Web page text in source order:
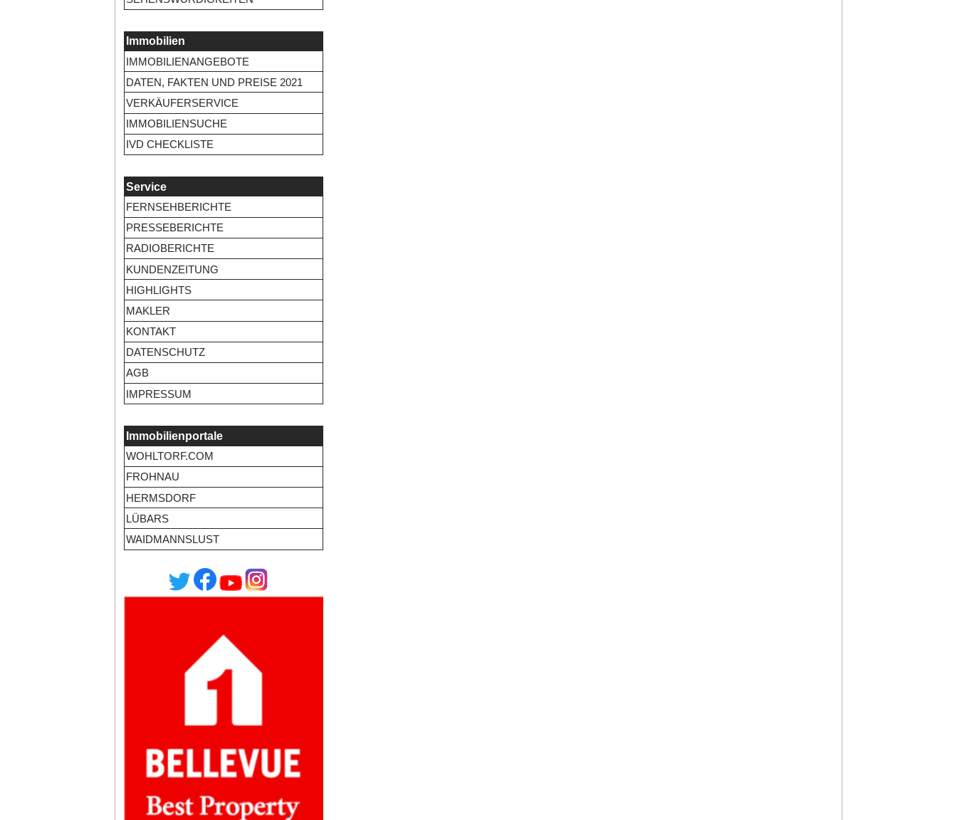
Immobilien
IMMOBILIENANGEBOTE
DATEN, FAKTEN UND PREISE 2021
VERKÄUFERSERVICE
IMMOBILIENSUCHE
IVD CHECKLISTE
Service
FERNSEHBERICHTE
PRESSEBERICHTE
RADIOBERICHTE
KUNDENZEITUNG
HIGHLIGHTS
MAKLER
KONTAKT
DATENSCHUTZ
AGB
IMPRESSUM
Immobilienportale
WOHLTORF.COM
FROHNAU
HERMSDORF
LÜBARS
WAIDMANNSLUST